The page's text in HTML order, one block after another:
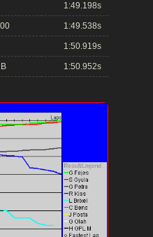
1:49.198s
1:49.538s
1:50.919s
1:50.952s